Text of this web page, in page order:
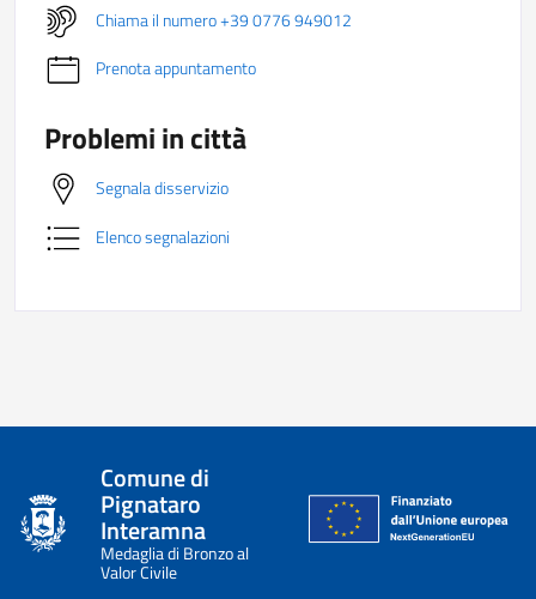
Chiama il numero +39 0776 949012
Prenota appuntamento
Problemi in città
Segnala disservizio
Elenco segnalazioni
Comune di
Pignataro
Interamna
Medaglia di Bronzo al
Valor Civile